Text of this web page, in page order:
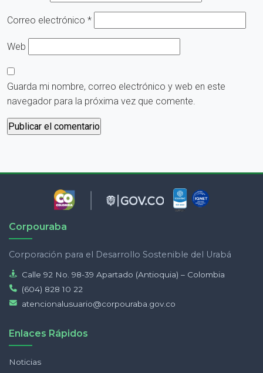
Correo electrónico *
Web
Guarda mi nombre, correo electrónico y web en este
navegador para la próxima vez que comente.
Corpouraba
Corporación para el Desarrollo Sostenible del Urabá
Calle 92 No. 98-39 Apartado (Antioquia) – Colombia
(604) 828 10 22
atencionalusuario@corpouraba.gov.co
Enlaces Rápidos
Noticias